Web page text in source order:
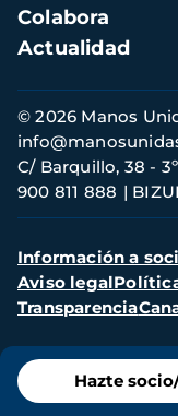
Menú
de
Hazte
Colabora
Actualidad
Información
de
contacto
© 2026 Manos
C/ Barquillo, 38 -
900 811 888
Menú
secundario
Información a
Aviso legal
Transparencia